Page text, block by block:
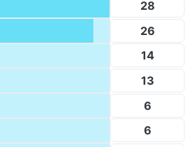
28
26
14
13
6
6